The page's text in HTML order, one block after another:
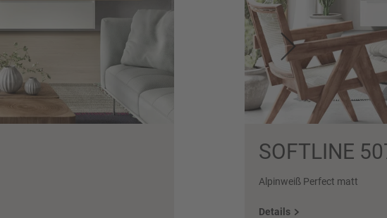
SOFTLINE
Alpinweiß Perfect matt
Details